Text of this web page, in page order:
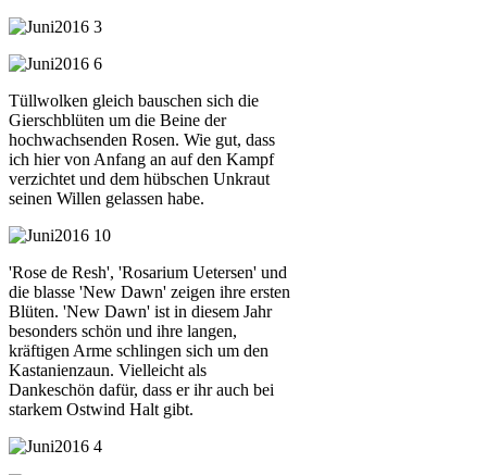
Tüllwolken gleich bauschen sich die
Gierschblüten um die Beine der
hochwachsenden Rosen. Wie gut, dass
ich hier von Anfang an auf den Kampf
verzichtet und dem hübschen Unkraut
seinen Willen gelassen habe.
'Rose de Resh', 'Rosarium Uetersen' und
die blasse 'New Dawn' zeigen ihre ersten
Blüten. 'New Dawn' ist in diesem Jahr
besonders schön und ihre langen,
kräftigen Arme schlingen sich um den
Kastanienzaun. Vielleicht als
Dankeschön dafür, dass er ihr auch bei
starkem Ostwind Halt gibt.